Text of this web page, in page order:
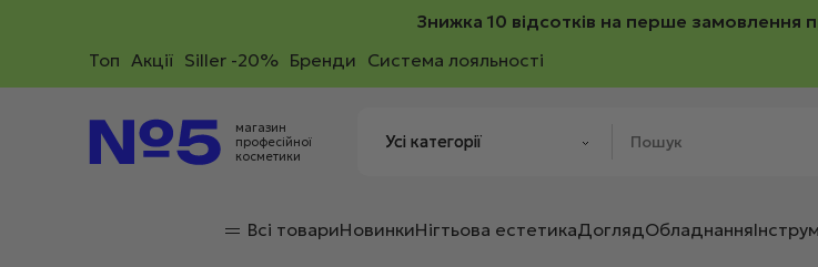
Знижка 10 відсотків на перше замовлення
Toп Акції Siller -20% Бренди Система лояльності
магазин
професійної
косметики
Всі товариНовинкиНігтьова естетикаДоглядОбладнання